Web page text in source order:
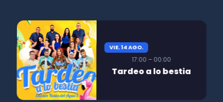
VIE. 14 AGO.
17:00 – 00:00
Tardeo a lo bestia